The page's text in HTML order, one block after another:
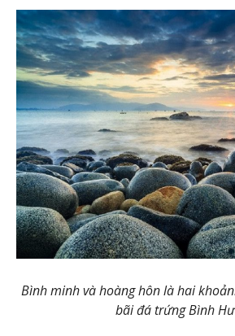
Bình minh và hoàng hôn là hai
bãi đá trứng Bình